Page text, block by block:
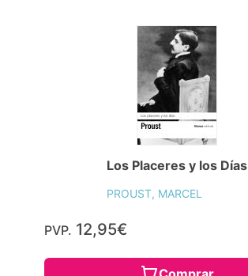
Los Placeres y los Días
PROUST, MARCEL
PVP. 12,95€